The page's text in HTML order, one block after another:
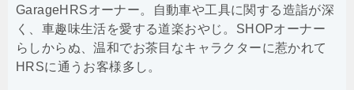
GarageHRSオーナー。自動車や工具に関する造詣が深
く、車趣味生活を愛する道楽おやじ。SHOPオーナー
らしからぬ、温和でお茶目なキャラクターに惹かれて
HRSに通うお客様多し。